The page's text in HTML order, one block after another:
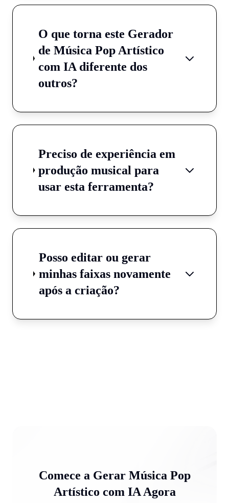
O que torna este Gerador
de Música Pop Artístico
com IA diferente dos
outros?
Preciso de experiência em
produção musical para
usar esta ferramenta?
Posso editar ou gerar
minhas faixas novamente
após a criação?
Comece a Gerar Música Pop
Artístico com IA Agora